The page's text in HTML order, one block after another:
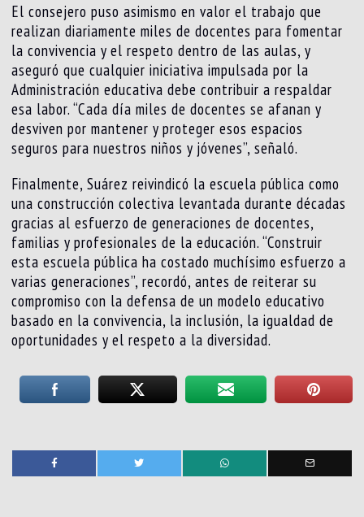
El consejero puso asimismo en valor el trabajo que
realizan diariamente miles de docentes para fomentar
la convivencia y el respeto dentro de las aulas, y
aseguró que cualquier iniciativa impulsada por la
Administración educativa debe contribuir a respaldar
esa labor. “Cada día miles de docentes se afanan y
desviven por mantener y proteger esos espacios
seguros para nuestros niños y jóvenes”, señaló.
Finalmente, Suárez reivindicó la escuela pública como
una construcción colectiva levantada durante décadas
gracias al esfuerzo de generaciones de docentes,
familias y profesionales de la educación. “Construir
esta escuela pública ha costado muchísimo esfuerzo a
varias generaciones”, recordó, antes de reiterar su
compromiso con la defensa de un modelo educativo
basado en la convivencia, la inclusión, la igualdad de
oportunidades y el respeto a la diversidad.